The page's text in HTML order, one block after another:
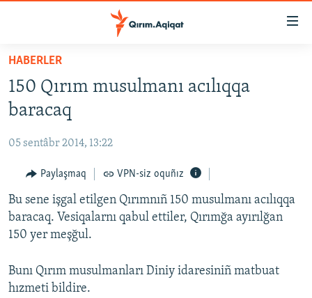
Esas
qaytmaq
Baş
navigatsiyağa
qaytmaq
qaytmaq
SİYASET
İQTİSADİYAT
CEMİYET
MEDENİYET
İNSAN AQLARI
VİDEO
BLOGLAR
HABERLER
150 Qırım musulmanı acılıqqa
baracaq
05 sentâbr 2014, 13:22
Paylaşmaq VPN-siz oquñız
Bu sene işgal etilgen Qırımnıñ 150 musulmanı acılıqqa
baracaq. Vesiqalarnı qabul ettiler, Qırımğa ayırılğan
150 yer meşğul.
Bunı Qırım musulmanları Diniy idaresiniñ matbuat
hızmeti bildire.